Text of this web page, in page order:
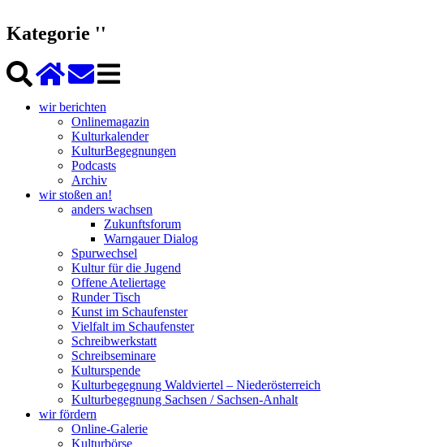
Kategorie ''
wir berichten
Onlinemagazin
Kulturkalender
KulturBegegnungen
Podcasts
Archiv
wir stoßen an!
anders wachsen
Zukunftsforum
Warngauer Dialog
Spurwechsel
Kultur für die Jugend
Offene Ateliertage
Runder Tisch
Kunst im Schaufenster
Vielfalt im Schaufenster
Schreibwerkstatt
Schreibseminare
Kulturspende
Kulturbegegnung Waldviertel – Niederösterreich
Kulturbegegnung Sachsen / Sachsen-Anhalt
wir fördern
Online-Galerie
Kulturbörse